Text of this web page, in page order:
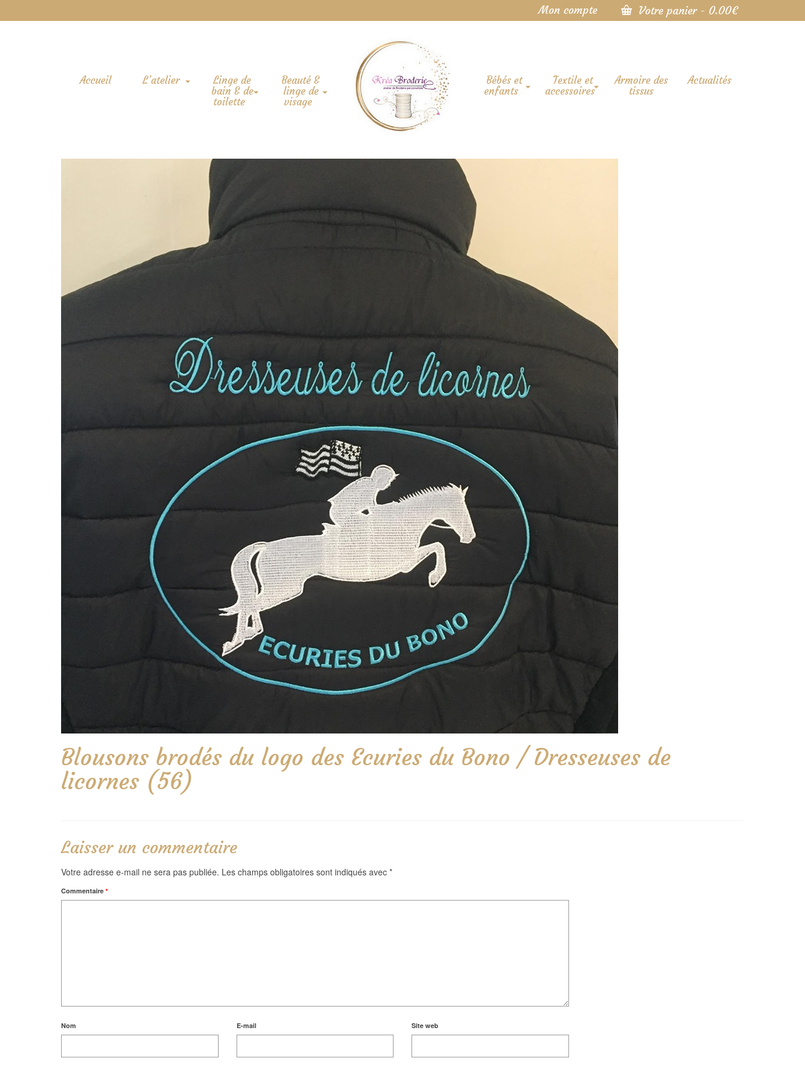
Mon compte Votre panier - 0.00€
Accueil L’atelier
Linge de
bain & de
toilette
Beauté &
linge de
visage
Bébés et
enfants
Textile et
accessoires
Armoire des
tissus
Actualités
Blousons brodés du logo des Ecuries du Bono / Dresseuses de
licornes (56)
Laisser un commentaire
Votre adresse e-mail ne sera pas publiée. Les champs obligatoires sont indiqués avec *
Commentaire *
Nom E-mail Site web